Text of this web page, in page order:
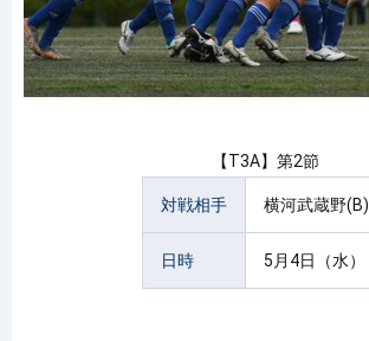
【T3A】第2節
対戦相手 横河武蔵野(B)
日時 5月4日（水）